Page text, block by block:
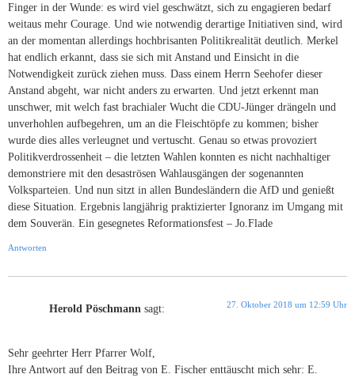
Finger in der Wunde: es wird viel geschwätzt, sich zu engagieren bedarf
weitaus mehr Courage. Und wie notwendig derartige Initiativen sind, wird
an der momentan allerdings hochbrisanten Politikrealität deutlich. Merkel
hat endlich erkannt, dass sie sich mit Anstand und Einsicht in die
Notwendigkeit zurück ziehen muss. Dass einem Herrn Seehofer dieser
Anstand abgeht, war nicht anders zu erwarten. Und jetzt erkennt man
unschwer, mit welch fast brachialer Wucht die CDU-Jünger drängeln und
unverhohlen aufbegehren, um an die Fleischtöpfe zu kommen; bisher
wurde dies alles verleugnet und vertuscht. Genau so etwas provoziert
Politikverdrossenheit – die letzten Wahlen konnten es nicht nachhaltiger
demonstriere mit den desaströsen Wahlausgängen der sogenannten
Volksparteien. Und nun sitzt in allen Bundesländern die AfD und genießt
diese Situation. Ergebnis langjährig praktizierter Ignoranz im Umgang mit
dem Souverän. Ein gesegnetes Reformationsfest – Jo.Flade
Antworten
Herold Pöschmann sagt: 27. Oktober 2018 um 12:59 Uhr
Sehr geehrter Herr Pfarrer Wolf,
Ihre Antwort auf den Beitrag von E. Fischer enttäuscht mich sehr: E.